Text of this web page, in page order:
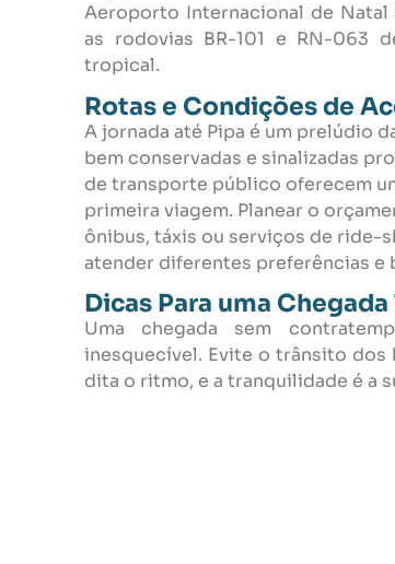
Aeroporto Internacional de
as rodovias BR-101 e RN-063
tropical.
Rotas e Condições de
A jornada até Pipa é um prelúdio
bem conservadas e sinalizadas
de transporte público oferecem
primeira viagem. Planear o
ônibus, táxis ou serviços de ride-
atender diferentes preferências e
Dicas Para uma
Uma chegada sem
inesquecível. Evite o trânsito dos
dita o ritmo, e a tranquilidade é a